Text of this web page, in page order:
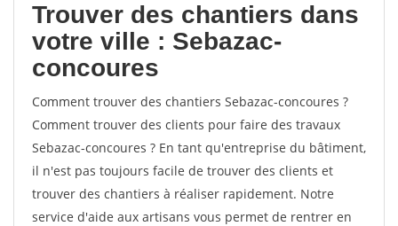
Trouver des chantiers dans
votre ville : Sebazac-
concoures
Comment trouver des chantiers Sebazac-concoures ?
Comment trouver des clients pour faire des travaux
Sebazac-concoures ? En tant qu'entreprise du bâtiment,
il n'est pas toujours facile de trouver des clients et
trouver des chantiers à réaliser rapidement. Notre
service d'aide aux artisans vous permet de rentrer en